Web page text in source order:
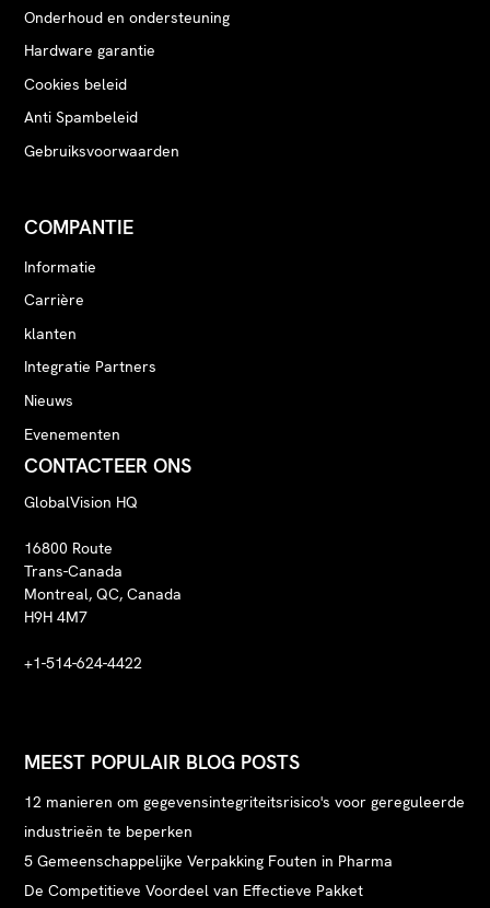
Onderhoud en ondersteuning
Hardware garantie
Cookies beleid
Anti Spambeleid
Gebruiksvoorwaarden
COMPANTIE
Informatie
Carrière
klanten
Integratie Partners
Nieuws
Evenementen
CONTACTEER ONS
GlobalVision HQ
16800 Route
Trans-Canada
Montreal, QC, Canada
H9H 4M7
+1-514-624-4422
MEEST POPULAIR BLOG POSTS
12 manieren om gegevensintegriteitsrisico's voor gereguleerde
industrieën te beperken
5 Gemeenschappelijke Verpakking Fouten in Pharma
De Competitieve Voordeel van Effectieve Pakket